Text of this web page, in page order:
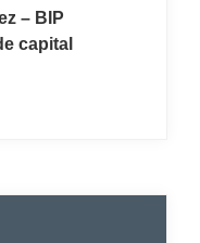
– BIP
capital